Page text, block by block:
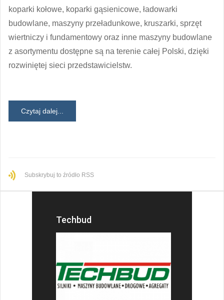
koparki kołowe, koparki gąsienicowe, ładowarki
budowlane, maszyny przeładunkowe, kruszarki, sprzęt
wiertniczy i fundamentowy oraz inne maszyny budowlane
z asortymentu dostępne są na terenie całej Polski, dzięki
rozwiniętej sieci przedstawicielstw.
Czytaj dalej...
Subskrybuj to źródło RSS
Techbud